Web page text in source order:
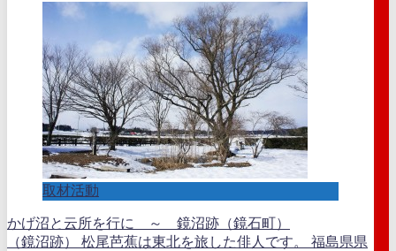
取材活動
かげ沼と云所を行に ～ 鏡沼跡（鏡石町）
（鏡沼跡） 松尾芭蕉は東北を旅した俳人です。 福島県県